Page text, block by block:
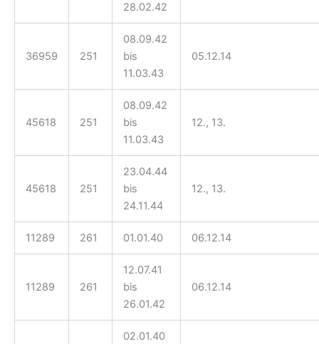
28.02.42
36959 251
08.09.42
bis
11.03.43
05.12.14
45618 251
08.09.42
bis
11.03.43
12., 13.
45618 251
23.04.44
bis
24.11.44
12., 13.
11289 261 01.01.40 06.12.14
11289 261
12.07.41
bis
26.01.42
06.12.14
02.01.40